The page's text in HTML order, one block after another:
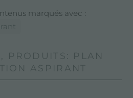
marqués avec :
PRODUITS: PLAN
ASPIRANT